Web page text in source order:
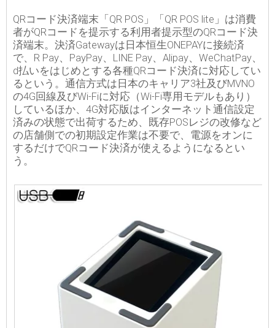
QRコード決済端末「QR POS」「QR POS lite」は消費
者がQRコードを提示する利用者提示型のQRコード決
済端末。決済Gatewayは日本恒生ONEPAYに接続済
で、R Pay、PayPay、LINE Pay、Alipay、WeChatPay、
d払いをはじめとする各種QRコード決済に対応してい
るという。通信方式は日本のキャリア3社及びMVNO
の4G回線及びWi-Fiに対応（Wi-Fi専用モデルもあり）
しているほか、4G対応版はインターネット通信設定
済みの状態で出荷するため、既存POSレジの改修など
の店舗側での初期設定作業は不要で、電源をオンに
するだけでQRコード決済が使えるようになるとい
う。